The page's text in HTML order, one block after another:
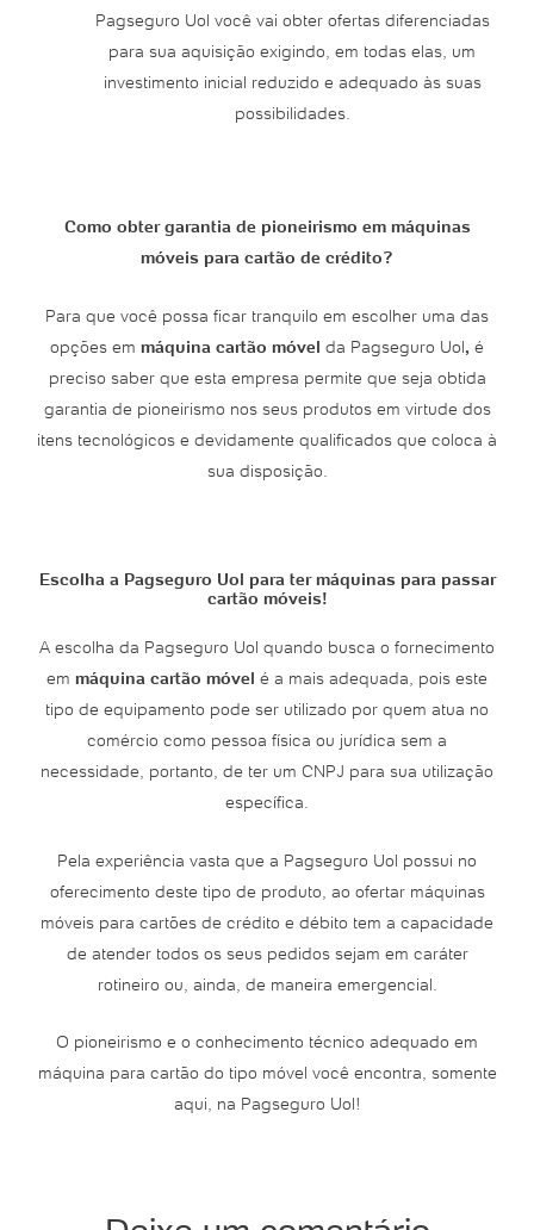
Pagseguro Uol você vai obter ofertas diferenciadas
para sua aquisição exigindo, em todas elas, um
investimento inicial reduzido e adequado às suas
possibilidades.
Como obter garantia de pioneirismo em máquinas
móveis para cartão de crédito?
Para que você possa ficar tranquilo em escolher uma das
opções em máquina cartão móvel da Pagseguro Uol, é
preciso saber que esta empresa permite que seja obtida
garantia de pioneirismo nos seus produtos em virtude dos
itens tecnológicos e devidamente qualificados que coloca à
sua disposição.
Escolha a Pagseguro Uol para ter máquinas para passar
cartão móveis!
A escolha da Pagseguro Uol quando busca o fornecimento
em máquina cartão móvel é a mais adequada, pois este
tipo de equipamento pode ser utilizado por quem atua no
comércio como pessoa física ou jurídica sem a
necessidade, portanto, de ter um CNPJ para sua utilização
específica.
Pela experiência vasta que a Pagseguro Uol possui no
oferecimento deste tipo de produto, ao ofertar máquinas
móveis para cartões de crédito e débito tem a capacidade
de atender todos os seus pedidos sejam em caráter
rotineiro ou, ainda, de maneira emergencial.
O pioneirismo e o conhecimento técnico adequado em
máquina para cartão do tipo móvel você encontra, somente
aqui, na Pagseguro Uol!